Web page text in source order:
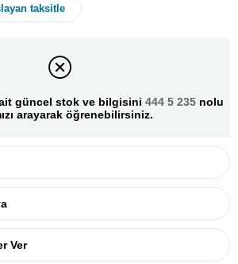
taksitle
güncel stok ve bilgisini 444 5 235 nolu
arayarak öğrenebilirsiniz.
Ver